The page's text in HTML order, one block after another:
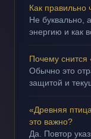
Как правильно
Не буквально,
энергию и как
Почему снится
Обычно это
защитой и
«Древняя
это важно?
Да. Повтор